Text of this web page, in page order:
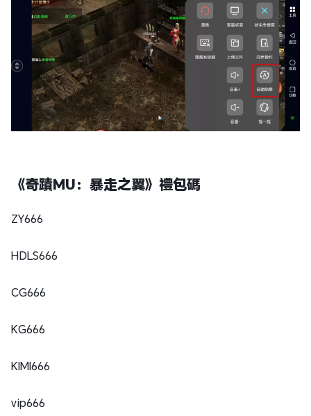
《奇蹟MU：暴走之翼》禮包碼​
ZY666​
HDLS666​
CG666​
KG666​
KIMI666​
vip666​